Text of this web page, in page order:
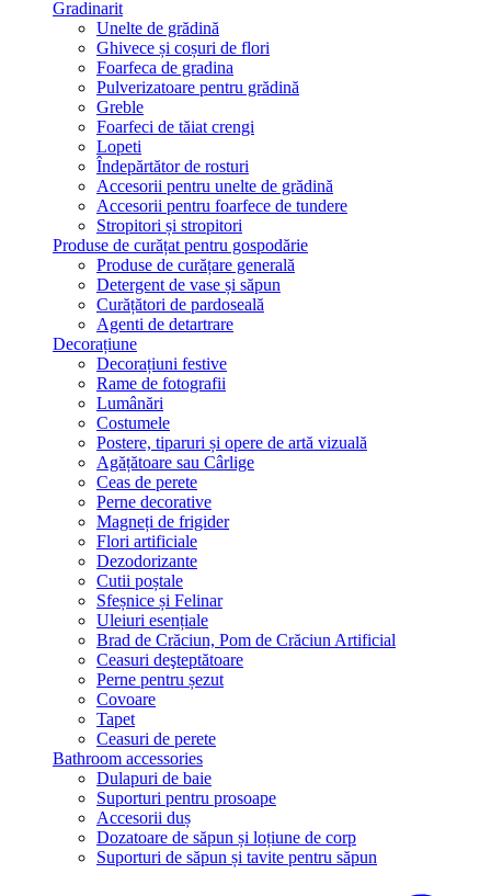
Gradinarit
Unelte de grădină
Ghivece și coșuri de flori
Foarfeca de gradina
Pulverizatoare pentru grădină
Greble
Foarfeci de tăiat crengi
Lopeti
Îndepărtător de rosturi
Accesorii pentru unelte de grădină
Accesorii pentru foarfece de tundere
Stropitori și stropitori
Produse de curățat pentru gospodărie
Produse de curățare generală
Detergent de vase și săpun
Curățători de pardoseală
Agenti de detartrare
Decorațiune
Decorațiuni festive
Rame de fotografii
Lumânări
Costumele
Postere, tiparuri și opere de artă vizuală
Agățătoare sau Cârlige
Ceas de perete
Perne decorative
Magneți de frigider
Flori artificiale
Dezodorizante
Cutii poștale
Sfeșnice și Felinar
Uleiuri esențiale
Brad de Crăciun, Pom de Crăciun Artificial
Ceasuri deşteptătoare
Perne pentru șezut
Covoare
Tapet
Ceasuri de perete
Bathroom accessories
Dulapuri de baie
Suporturi pentru prosoape
Accesorii duș
Dozatoare de săpun și loțiune de corp
Suporturi de săpun și tavite pentru săpun